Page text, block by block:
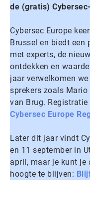
de (gratis)
Cybersec Europe
Brussel en biedt
met experts, de
ontdekken en
jaar verwelkomen
sprekers zoals Mario
van Brug.
Cybersec Europe
Later dit jaar vindt
en 11 september in
april, maar je kunt je
hoogte te blijven: